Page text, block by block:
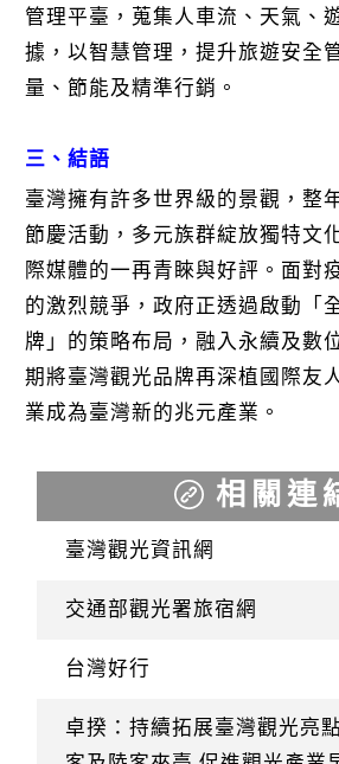
管理平臺，蒐集人車流、天氣、
據，以智慧管理，提升旅遊安全
量、節能及精準行銷。
三、結語
臺灣擁有許多世界級的景觀，整
節慶活動，多元族群綻放獨特文
際媒體的一再青睞與好評。面對
的激烈競爭，政府正透過啟動「
牌」的策略布局，融入永續及數
期將臺灣觀光品牌再深植國際友
業成為臺灣新的兆元產業。
相關連
臺灣觀光資訊網
交通部觀光署旅宿網
台灣好行
卓揆：持續拓展臺灣觀光亮